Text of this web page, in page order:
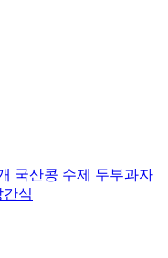
국산콩 수제 두부과자
간식